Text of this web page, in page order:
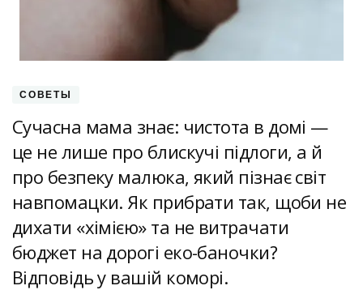
СОВЕТЫ
Сучасна мама знає: чистота в домі —
це не лише про блискучі підлоги, а й
про безпеку малюка, який пізнає світ
навпомацки. Як прибрати так, щоби не
дихати «хімією» та не витрачати
бюджет на дорогі еко-баночки?
Відповідь у вашій коморі.